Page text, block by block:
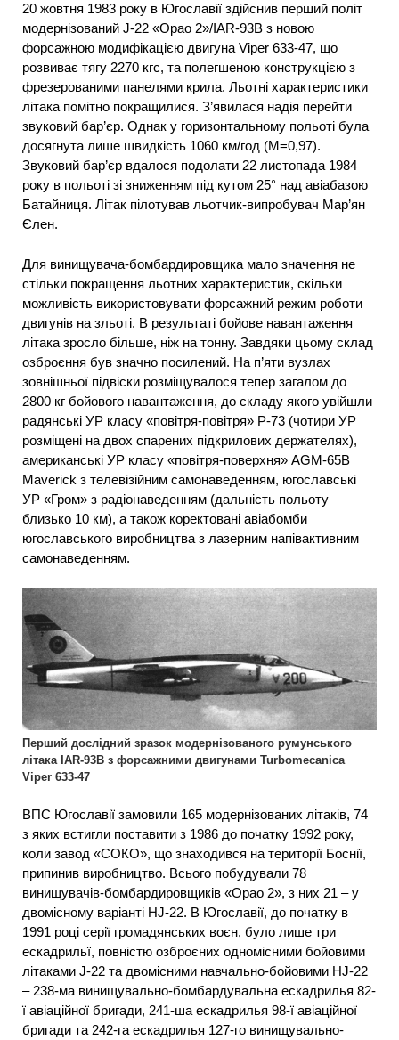
20 жовтня 1983 року в Югославії здійснив перший політ
модернізований J-22 «Орао 2»/IAR-93B з новою
форсажною модифікацією двигуна Viper 633-47, що
розвиває тягу 2270 кгс, та полегшеною конструкцією з
фрезерованими панелями крила. Льотні характеристики
літака помітно покращилися. З’явилася надія перейти
звуковий бар’єр. Однак у горизонтальному польоті була
досягнута лише швидкість 1060 км/год (М=0,97).
Звуковий бар’єр вдалося подолати 22 листопада 1984
року в польоті зі зниженням під кутом 25° над авіабазою
Батайниця. Літак пілотував льотчик-випробувач Мар’ян
Єлен.
Для винищувача-бомбардировщика мало значення не
стільки покращення льотних характеристик, скільки
можливість використовувати форсажний режим роботи
двигунів на зльоті. В результаті бойове навантаження
літака зросло більше, ніж на тонну. Завдяки цьому склад
озброєння був значно посилений. На п’яти вузлах
зовнішньої підвіски розміщувалося тепер загалом до
2800 кг бойового навантаження, до складу якого увійшли
радянські УР класу «повітря-повітря» Р-73 (чотири УР
розміщені на двох спарених підкрилових держателях),
американські УР класу «повітря-поверхня» AGM-65B
Maverick з телевізійним самонаведенням, югославські
УР «Гром» з радіонаведенням (дальність польоту
близько 10 км), а також коректовані авіабомби
югославського виробництва з лазерним напівактивним
самонаведенням.
Перший дослідний зразок модернізованого румунського
літака IAR-93B з форсажними двигунами Turbomecanica
Viper 633-47
ВПС Югославії замовили 165 модернізованих літаків, 74
з яких встигли поставити з 1986 до початку 1992 року,
коли завод «СОКО», що знаходився на території Боснії,
припинив виробництво. Всього побудували 78
винищувачів-бомбардировщиків «Орао 2», з них 21 – у
двомісному варіанті HJ-22. В Югославії, до початку в
1991 році серії громадянських воєн, було лише три
ескадрильї, повністю озброєних одномісними бойовими
літаками J-22 та двомісними навчально-бойовими HJ-22
– 238-ма винищувально-бомбардувальна ескадрилья 82-
ї авіаційної бригади, 241-ша ескадрилья 98-ї авіаційної
бригади та 242-га ескадрилья 127-го винищувально-